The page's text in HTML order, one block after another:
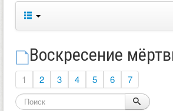
ВИДЕО
БЛОГИ
МУЗЫКА
БИБЛИЯ
ОПРОСЫ
Воскресение
1 2 3 4 5 6 7